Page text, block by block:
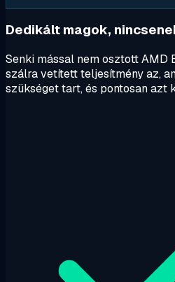
Dedikált magok,
Senki mással nem osztott AMD
szálra vetített teljesítmény az,
szükséget tart, és pontosan azt